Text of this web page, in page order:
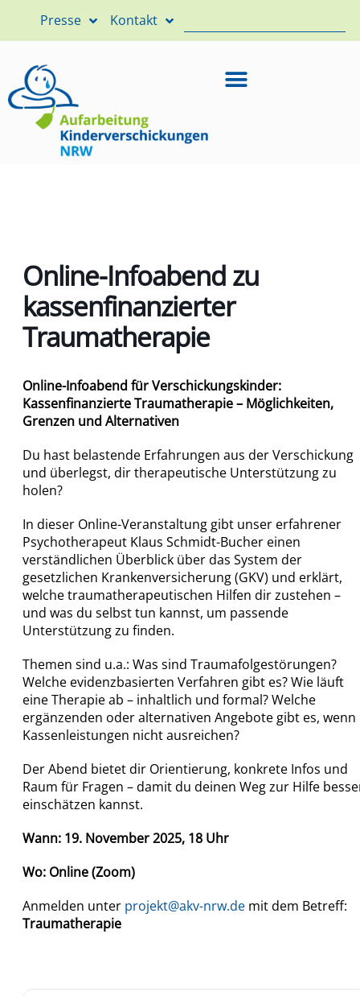
Presse Kontakt
Online-Infoabend zu
kassenfinanzierter
Traumatherapie
Online-Infoabend für Verschickungskinder:
Kassenfinanzierte Traumatherapie – Möglichkeiten,
Grenzen und Alternativen
Du hast belastende Erfahrungen aus der Verschickung
und überlegst, dir therapeutische Unterstützung zu
holen?
In dieser Online-Veranstaltung gibt unser erfahrener
Psychotherapeut Klaus Schmidt-Bucher einen
verständlichen Überblick über das System der
gesetzlichen Krankenversicherung (GKV) und erklärt,
welche traumatherapeutischen Hilfen dir zustehen –
und was du selbst tun kannst, um passende
Unterstützung zu finden.
Themen sind u.a.: Was sind Traumafolgestörungen?
Welche evidenzbasierten Verfahren gibt es? Wie läuft
eine Therapie ab – inhaltlich und formal? Welche
ergänzenden oder alternativen Angebote gibt es, wenn
Kassenleistungen nicht ausreichen?
Der Abend bietet dir Orientierung, konkrete Infos und
Raum für Fragen – damit du deinen Weg zur Hilfe
einschätzen kannst.
Wann: 19. November 2025, 18 Uhr
Wo: Online (Zoom)
Anmelden unter projekt@akv-nrw.demit dem Betreff:
Traumatherapie